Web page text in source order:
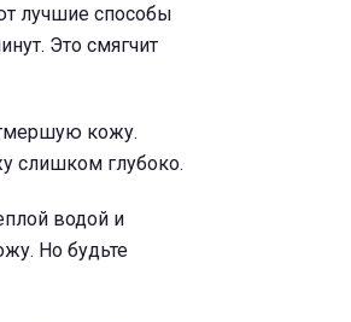
лучшие способы
Это смягчит
кожу.
слишком глубоко.
водой и
Но будьте